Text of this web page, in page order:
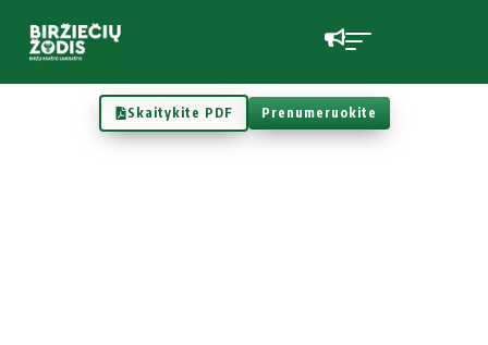
Skaitykite PDF Prenumeruokite